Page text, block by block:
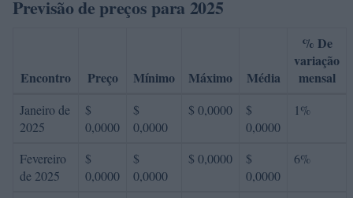
Previsão de preços para 2025
Encontro Preço Mínimo Máximo Média
% De
variação
mensal
Janeiro de
2025
$
0,0000
$
0,0000
$ 0,0000
$
0,0000
1%
Fevereiro
de 2025
$
0,0000
$
0,0000
$ 0,0000
$
0,0000
6%